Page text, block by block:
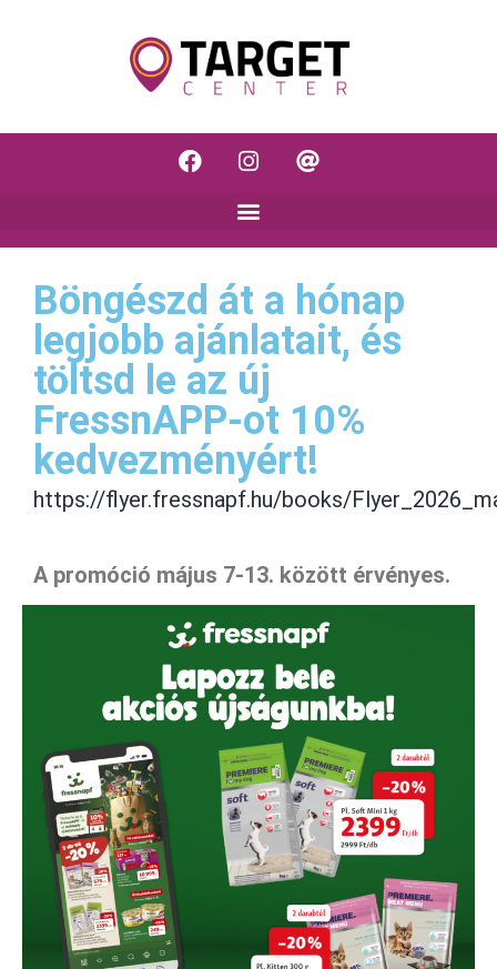
Böngészd át a hónap
legjobb ajánlatait, és
töltsd le az új
FressnAPP-ot 10%
kedvezményért!
https://flyer.fressnapf.hu/books/
A promóció május 7-13. között érvényes.